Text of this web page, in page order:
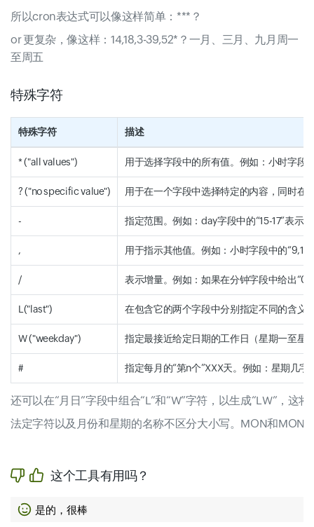
所以cron表达式可以像这样简单：***？
or 更复杂，像这样：14,18,3-39,52*？一月、三月、九月周一
至周五
特殊字符
还可以在“月日”字段中组合“L”和“W”字符，以生成“LW”，这
法定字符以及月份和星期的名称不区分大小写。MON和MON
特殊字符 描述
* ("all values") 用于选择字段中的所有值。例如：小时字段
? ("no specific value") 用于在一个字段中选择特定的内容，同时在
- 指定范围。例如：day字段中的“15-17”表示
, 用于指示其他值。例如：小时字段中的
/ 表示增量。例如：如果在分钟字段中给出
L("last") 在包含它的两个字段中分别指定不同的含义
W ("weekday") 指定最接近给定日期的工作日（星期一至星
# 指定每月的“第n个”XXX天。例如：星期几
这个工具有用吗？
是的，很棒